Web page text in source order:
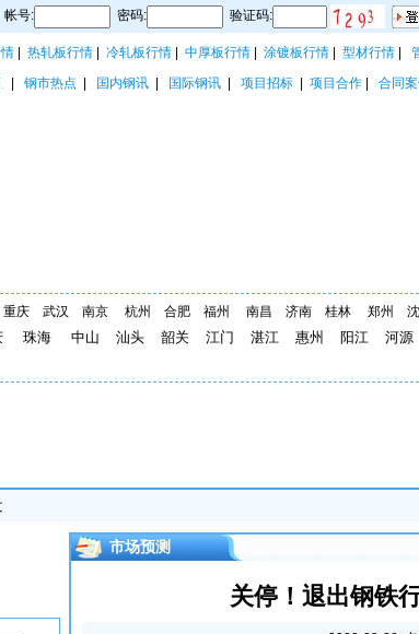
帐号: 密码: 验证码:
热轧板行情 冷轧板行情 中厚板行情 涂镀板行情 型材行情
钢市热点 国内钢讯 国际钢讯 项目招标 项目合作 合同案
重庆 武汉 南京 杭州 合肥 福州 南昌 济南 桂林 郑州
珠海 中山 汕头 韶关 江门 湛江 惠州 阳江 河源
市场预测
关停！退出钢铁